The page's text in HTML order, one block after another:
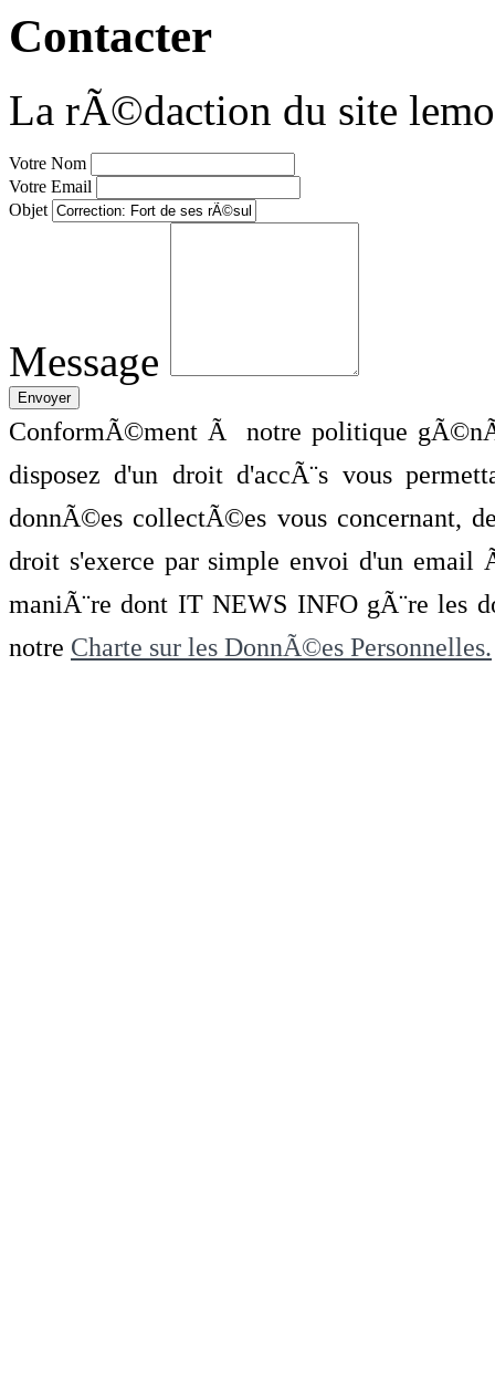
Contacter
La rÃ©daction du site
Votre Nom
Votre Email
Objet
Message
ConformÃ©ment Ã notre politique
disposez d'un droit d'accÃ¨s vous
donnÃ©es collectÃ©es vous concernant,
droit s'exerce par simple envoi d'un
maniÃ¨re dont IT NEWS INFO gÃ¨re les
notre Charte sur les DonnÃ©es Personnelles.